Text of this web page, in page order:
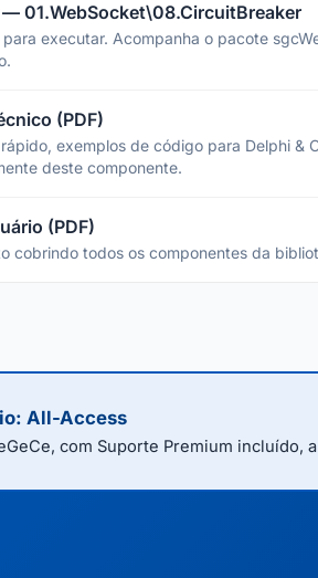
01.WebSocket\08.CircuitBreaker
para executar. Acompanha o pacote
(PDF)
exemplos de código para Delphi &
deste componente.
(PDF)
cobrindo todos os componentes da
All-Access
com Suporte Premium incluído,